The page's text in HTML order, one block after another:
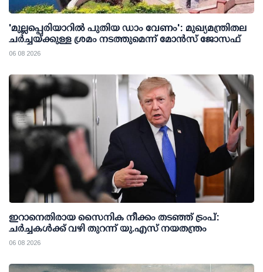
'മുല്ലപ്പെരിയാറില്‍ പുതിയ ഡാം വേണം': മുഖ്യമന്ത്രിതല
ചര്‍ച്ചയ്ക്കുള്ള ശ്രമം നടത്തുമെന്ന് മോന്‍സ് ജോസഫ്
06 08 2026
ഇറാനെതിരായ സൈനിക നീക്കം തടഞ്ഞ് ട്രംപ്:
ചര്‍ച്ചകള്‍ക്ക് വഴി തുറന്ന് യു.എസ് നയതന്ത്രം
06 08 2026